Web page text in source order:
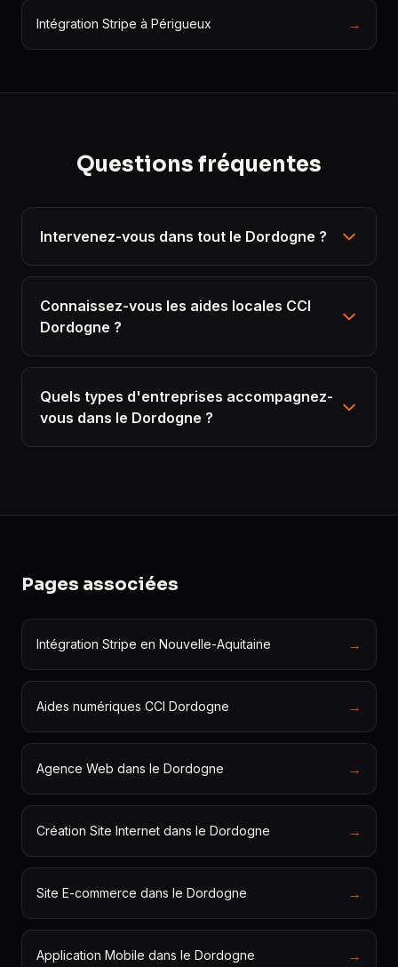
Intégration Stripe à Périgueux →
Questions fréquentes
Intervenez-vous dans tout le Dordogne ?
Connaissez-vous les aides locales CCI
Dordogne ?
Quels types d'entreprises accompagnez-
vous dans le Dordogne ?
Pages associées
Intégration Stripe en Nouvelle-Aquitaine →
Aides numériques CCI Dordogne →
Agence Web dans le Dordogne →
Création Site Internet dans le Dordogne →
Site E-commerce dans le Dordogne →
Application Mobile dans le Dordogne →